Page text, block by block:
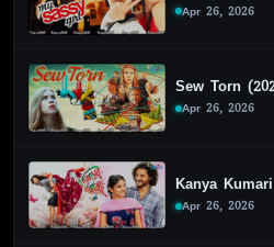
Apr 26, 2026
Sew Torn
Apr 26, 2026
Kanya
Apr 26, 2026